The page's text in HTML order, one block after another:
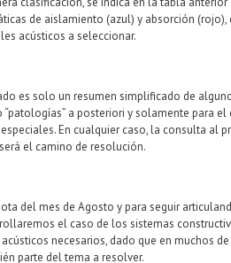
de aislamiento (azul) y absorción (rojo),
acústicos a seleccionar.
es solo un resumen simplificado de
“patologías” a posteriori y solamente para
En cualquier caso, la consulta al
el camino de resolución.
del mes de Agosto y para seguir
el caso de los sistemas
necesarios, dado que en muchos
parte del tema a resolver.